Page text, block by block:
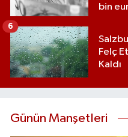
bin
Felç
Kaldı
6
Günün Manşetleri